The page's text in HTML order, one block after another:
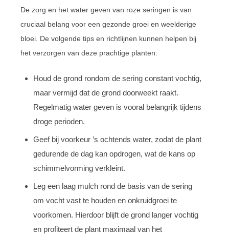
De zorg en het water geven van roze seringen is van
cruciaal belang voor een gezonde groei en weelderige
bloei. De volgende tips en richtlijnen kunnen helpen bij
het verzorgen van deze prachtige planten:
Houd de grond rondom de sering constant vochtig,
maar vermijd dat de grond doorweekt raakt.
Regelmatig water geven is vooral belangrijk tijdens
droge perioden.
Geef bij voorkeur ’s ochtends water, zodat de plant
gedurende de dag kan opdrogen, wat de kans op
schimmelvorming verkleint.
Leg een laag mulch rond de basis van de sering
om vocht vast te houden en onkruidgroei te
voorkomen. Hierdoor blijft de grond langer vochtig
en profiteert de plant maximaal van het